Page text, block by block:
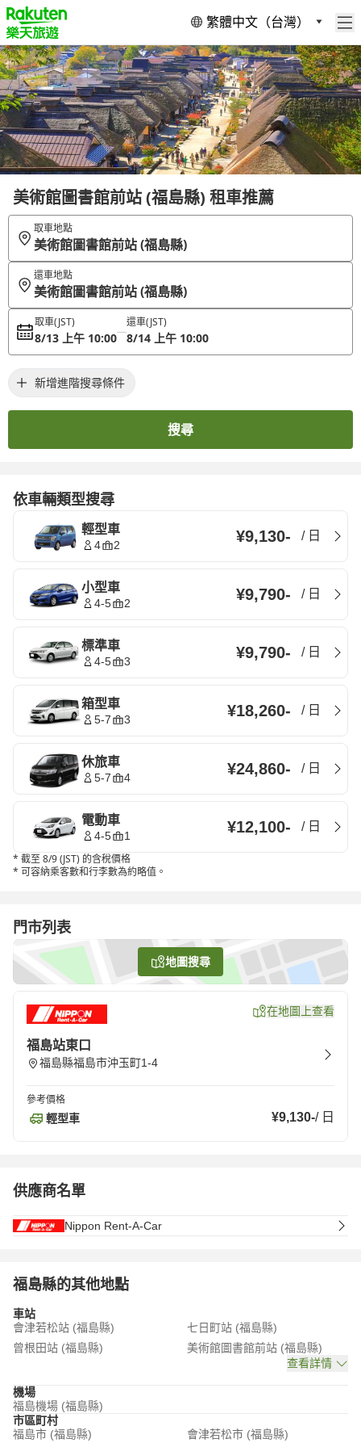
繁體中文（台灣）
美術館圖書館前站 (福島縣) 租車推薦
取車地點
美術館圖書館前站 (福島縣)
還車地點
美術館圖書館前站 (福島縣)
取車(JST)
8/13 上午 10:00
還車(JST)
8/14 上午 10:00
新增進階搜尋條件
搜尋
依車輛類型搜尋
輕型車
4 2 ¥9,130- / 日
小型車
4-5 2 ¥9,790- / 日
標準車
4-5 3 ¥9,790- / 日
箱型車
5-7 3 ¥18,260- / 日
休旅車
5-7 4 ¥24,860- / 日
電動車
4-5 1 ¥12,100- / 日
* 截至 8/9 (JST) 的含稅價格
* 可容納乘客數和行李數為約略值。
門市列表
地圖搜尋
在地圖上查看
福島站東口
福島縣福島市沖玉町1-4
參考價格
輕型車 ¥9,130-/ 日
供應商名單
Nippon Rent-A-Car
福島縣的其他地點
車站
會津若松站 (福島縣)
七日町站 (福島縣)
曾根田站 (福島縣)
美術館圖書館前站 (福島縣)
查看詳情
機場
福島機場 (福島縣)
市區町村
福島市 (福島縣)
會津若松市 (福島縣)